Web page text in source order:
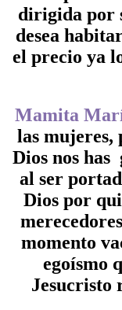
dirigida por
desea
el precio ya
Mamita
las mujeres,
Dios nos has
al ser
Dios por
momento
egoísmo
Jesucristo